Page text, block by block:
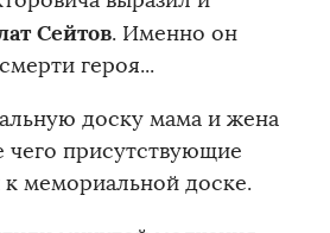
Сейтов. Именно он
героя...
доску мама и жена
чего присутствующие
мемориальной доске.